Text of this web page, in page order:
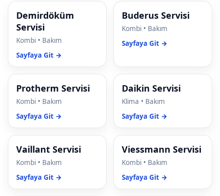
Panel
panel
panel
panel
Panel
panel
Demirdöküm
Servisi
Kombi • Bakım
Sayfaya Git →
Buderus Servisi
Kombi • Bakım
Sayfaya Git →
Protherm Servisi
Kombi • Bakım
Sayfaya Git →
Daikin Servisi
Klima • Bakım
Sayfaya Git →
Vaillant Servisi
Kombi • Bakım
Sayfaya Git →
Viessmann Servisi
Kombi • Bakım
Sayfaya Git →